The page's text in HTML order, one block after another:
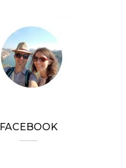
FACEBOOK